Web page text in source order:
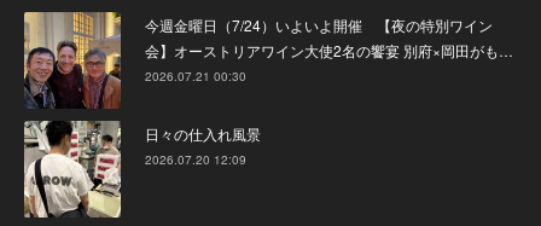
今週金曜日（7/24）いよいよ開催 【夜の特別ワイン
会】オーストリアワイン大使2名の饗宴 別府×岡田がも…
2026.07.21 00:30
日々の仕入れ風景
2026.07.20 12:09